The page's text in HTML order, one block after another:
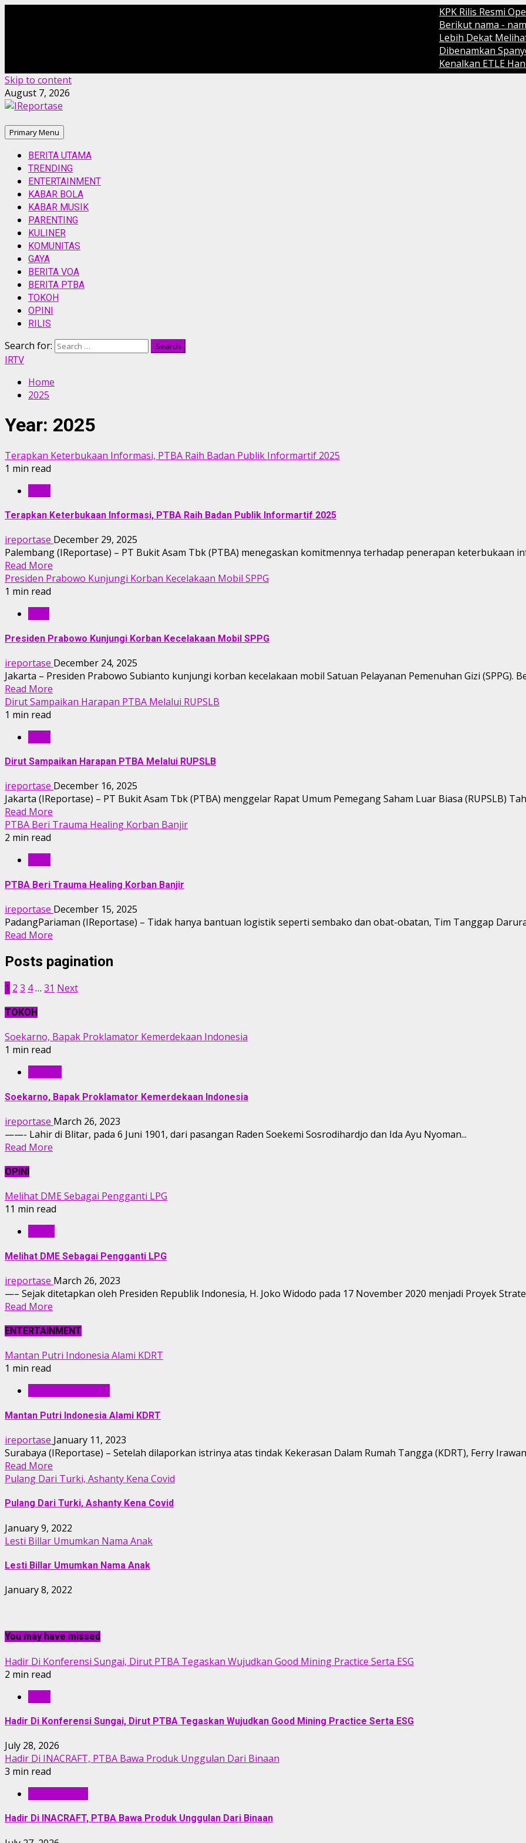
KPK Rilis Resmi Operasi
Berikut nama - nama
Lebih Dekat Melihat Cara
Dibenamkan Spanyol 1-
Kenalkan ETLE
Skip to content
August 7, 2026
Primary Menu
BERITA UTAMA
TRENDING
ENTERTAINMENT
KABAR BOLA
KABAR MUSIK
PARENTING
KULINER
KOMUNITAS
GAYA
BERITA VOA
BERITA PTBA
TOKOH
OPINI
RILIS
Search for:
IRTV
Home
2025
Year: 2025
Terapkan Keterbukaan Informasi, PTBA Raih Badan Publik Informartif 2025
1 min read
Terapkan Keterbukaan Informasi, PTBA Raih Badan Publik Informartif 2025
ireportase December 29, 2025
Palembang (IReportase) – PT Bukit Asam Tbk (PTBA) menegaskan komitmennya terhadap penerapan keterbukaan
Read More
Presiden Prabowo Kunjungi Korban Kecelakaan Mobil SPPG
1 min read
Presiden Prabowo Kunjungi Korban Kecelakaan Mobil SPPG
ireportase December 24, 2025
Jakarta – Presiden Prabowo Subianto kunjungi korban kecelakaan mobil Satuan Pelayanan Pemenuhan Gizi (SPPG).
Read More
Dirut Sampaikan Harapan PTBA Melalui RUPSLB
1 min read
Dirut Sampaikan Harapan PTBA Melalui RUPSLB
ireportase December 16, 2025
Jakarta (IReportase) – PT Bukit Asam Tbk (PTBA) menggelar Rapat Umum Pemegang Saham Luar Biasa (RUPSLB)
Read More
PTBA Beri Trauma Healing Korban Banjir
2 min read
PTBA Beri Trauma Healing Korban Banjir
ireportase December 15, 2025
PadangPariaman (IReportase) – Tidak hanya bantuan logistik seperti sembako dan obat-obatan, Tim Tanggap
Read More
Posts pagination
1 2 3 4… 31 Next
TOKOH
Soekarno, Bapak Proklamator Kemerdekaan Indonesia
1 min read
Soekarno, Bapak Proklamator Kemerdekaan Indonesia
ireportase March 26, 2023
——- Lahir di Blitar, pada 6 Juni 1901, dari pasangan Raden Soekemi Sosrodihardjo dan Ida Ayu Nyoman...
Read More
OPINI
Melihat DME Sebagai Pengganti LPG
11 min read
Melihat DME Sebagai Pengganti LPG
ireportase March 26, 2023
—– Sejak ditetapkan oleh Presiden Republik Indonesia, H. Joko Widodo pada 17 November 2020 menjadi Proyek
Read More
ENTERTAINMENT
Mantan Putri Indonesia Alami KDRT
1 min read
Mantan Putri Indonesia Alami KDRT
ireportase January 11, 2023
Surabaya (IReportase) – Setelah dilaporkan istrinya atas tindak Kekerasan Dalam Rumah Tangga (KDRT), Ferry
Read More
Pulang Dari Turki, Ashanty Kena Covid
Pulang Dari Turki, Ashanty Kena Covid
January 9, 2022
Lesti Billar Umumkan Nama Anak
Lesti Billar Umumkan Nama Anak
January 8, 2022
You may have missed
Hadir Di Konferensi Sungai, Dirut PTBA Tegaskan Wujudkan Good Mining Practice Serta ESG
2 min read
Hadir Di Konferensi Sungai, Dirut PTBA Tegaskan Wujudkan Good Mining Practice Serta ESG
July 28, 2026
Hadir Di INACRAFT, PTBA Bawa Produk Unggulan Dari Binaan
3 min read
Hadir Di INACRAFT, PTBA Bawa Produk Unggulan Dari Binaan